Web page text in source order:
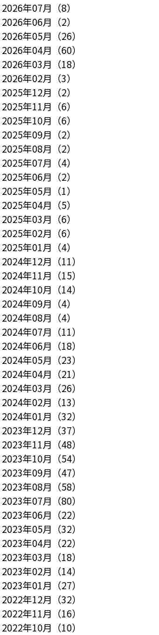
2026年07月 （8）
2026年06月 （2）
2026年05月 （26）
2026年04月 （60）
2026年03月 （18）
2026年02月 （3）
2025年12月 （2）
2025年11月 （6）
2025年10月 （6）
2025年09月 （2）
2025年08月 （2）
2025年07月 （4）
2025年06月 （2）
2025年05月 （1）
2025年04月 （5）
2025年03月 （6）
2025年02月 （6）
2025年01月 （4）
2024年12月 （11）
2024年11月 （15）
2024年10月 （14）
2024年09月 （4）
2024年08月 （4）
2024年07月 （11）
2024年06月 （18）
2024年05月 （23）
2024年04月 （21）
2024年03月 （26）
2024年02月 （13）
2024年01月 （32）
2023年12月 （37）
2023年11月 （48）
2023年10月 （54）
2023年09月 （47）
2023年08月 （58）
2023年07月 （80）
2023年06月 （22）
2023年05月 （32）
2023年04月 （22）
2023年03月 （18）
2023年02月 （14）
2023年01月 （27）
2022年12月 （32）
2022年11月 （16）
2022年10月 （10）